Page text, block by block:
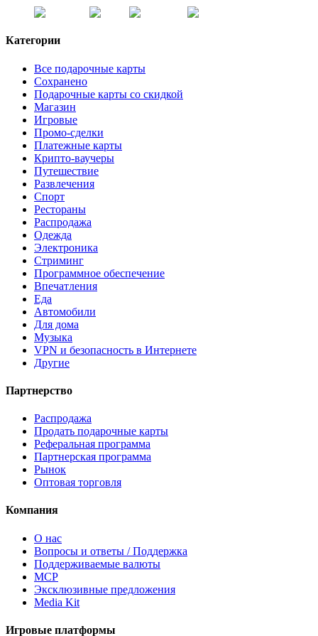
Категории
Все подарочные карты
Сохранено
Подарочные карты со скидкой
Магазин
Игровые
Промо-сделки
Платежные карты
Крипто-ваучеры
Путешествие
Развлечения
Спорт
Рестораны
Распродажа
Одежда
Электроника
Стриминг
Программное обеспечение
Впечатления
Еда
Автомобили
Для дома
Музыка
VPN и безопасность в Интернете
Другие
Партнерство
Распродажа
Продать подарочные карты
Реферальная программа
Партнерская программа
Рынок
Оптовая торговля
Компания
О нас
Вопросы и ответы / Поддержка
Поддерживаемые валюты
MCP
Эксклюзивные предложения
Media Kit
Игровые платформы